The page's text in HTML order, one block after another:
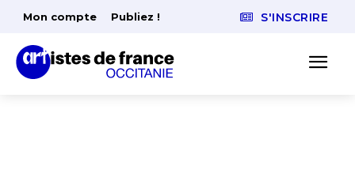
Mon compte Publiez ! S'INSCRIRE